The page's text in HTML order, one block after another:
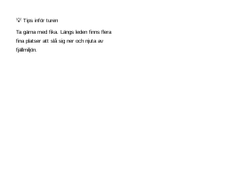
💡 Tips inför turen
Ta gärna med fika. Längs leden finns flera
fina platser att slå sig ner och njuta av
fjällmiljön.